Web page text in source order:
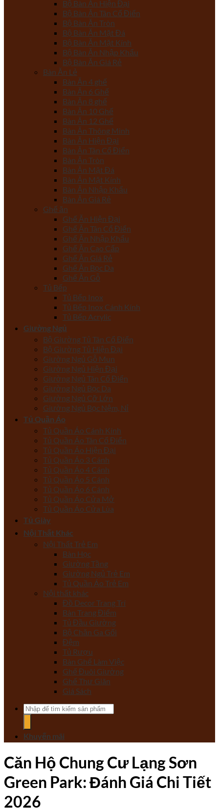
Bộ Bàn Ăn Hiện Đại
Bộ Bàn Ăn Tân Cổ Điển
Bộ Bàn Ăn Tròn
Bộ Bàn Ăn Mặt Đá
Bộ Bàn Ăn Mặt Kính
Bộ Bàn Ăn Nhập Khẩu
Bộ Bàn Ăn Giá Rẻ
Bàn Ăn Lẻ
Bàn Ăn 4 ghế
Bàn Ăn 6 Ghế
Bàn Ăn 8 ghế
Bàn Ăn 10 Ghế
Bàn Ăn 12 Ghế
Bàn Ăn Thông Minh
Bàn Ăn Hiện Đại
Bàn Ăn Tân Cổ Điển
Bàn Ăn Tròn
Bàn Ăn Mặt Đá
Bàn Ăn Mặt Kính
Bàn Ăn Nhập Khẩu
Bàn Ăn Giá Rẻ
Ghế ăn
Ghế Ăn Hiện Đại
Ghế Ăn Tân Cổ Điển
Ghế Ăn Nhập Khẩu
Ghế Ăn Cao Cấp
Ghế Ăn Giá Rẻ
Ghế Ăn Bọc Da
Ghế Ăn Gỗ
Tủ Bếp
Tủ Bếp Inox
Tủ Bếp Inox Cánh Kính
Tủ Bếp Acrylic
Giường Ngủ
Bộ Giường Tủ Tân Cổ Điển
Bộ Giường Tủ Hiện Đại
Giường Ngủ Gỗ Mun
Giường Ngủ Hiện Đại
Giường Ngủ Tân Cổ Điển
Giường Ngủ Bọc Da
Giường Ngủ Cỡ Lớn
Giường Ngủ Bọc Nệm, Nỉ
Tủ Quần Áo
Tủ Quần Áo Cánh Kính
Tủ Quần Áo Tân Cổ Điển
Tủ Quần Áo Hiện Đại
Tủ Quần Áo 3 Cánh
Tủ Quần Áo 4 Cánh
Tủ Quần Áo 5 Cánh
Tủ Quần Áo 6 Cánh
Tủ Quần Áo Cửa Mở
Tủ Quần Áo Cửa Lùa
Tủ Giày
Nội Thất Khác
Nội Thất Trẻ Em
Bàn Học
Giường Tầng
Giường Ngủ Trẻ Em
Tủ Quần Áo Trẻ Em
Nội thất khác
Đồ Decor Trang Trí
Bàn Trang Điểm
Tủ Đầu Giường
Bộ Chăn Ga Gối
Đệm
Tủ Rượu
Bàn Ghế Làm Việc
Ghế Đuôi Giường
Ghế Thư Giãn
Giá Sách
Tìm
kiếm:
Khuyến mãi
Căn Hộ Chung Cư Lạng Sơn
Green Park: Đánh Giá Chi Tiết
2026